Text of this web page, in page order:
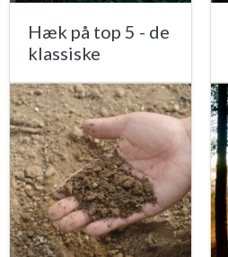
Hæk på top 5 - de
klassiske